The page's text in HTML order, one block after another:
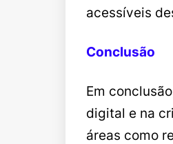
acessíveis
Conclusão
Em
digital e na
áreas como